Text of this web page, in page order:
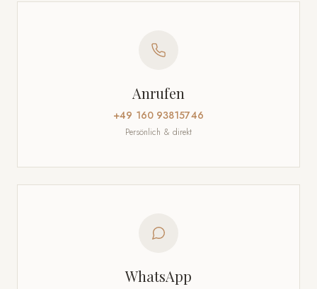
Anrufen
+49 160 93815746
Persönlich & direkt
WhatsApp